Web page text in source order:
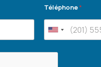
Téléphone*